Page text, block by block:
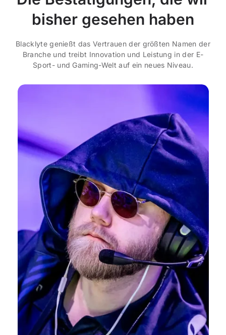
bisher gesehen haben
Blacklyte genießt das Vertrauen der größten Namen der
Branche und treibt Innovation und Leistung in der E-
Sport- und Gaming-Welt auf ein neues Niveau.